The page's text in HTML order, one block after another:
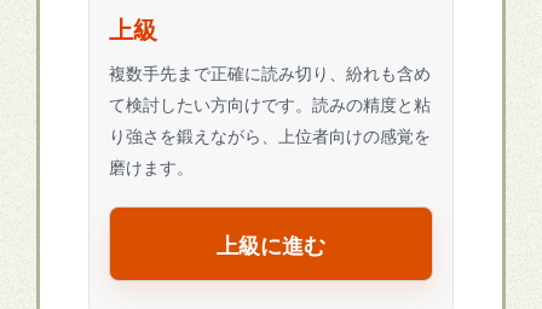
上級
複数手先まで正確に読み切り、紛れも含め
て検討したい方向けです。読みの精度と粘
り強さを鍛えながら、上位者向けの感覚を
磨けます。
上級に進む